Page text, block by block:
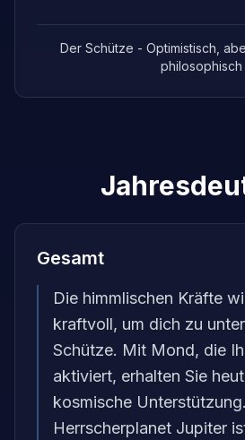
Der Schütze - Optimistisch,
philosophisch
Gesamt
Die himmlischen Kräfte
kraftvoll, um dich zu
Schütze. Mit Mond, die
aktiviert, erhalten Sie
kosmische
Herrscherplanet Jupiter